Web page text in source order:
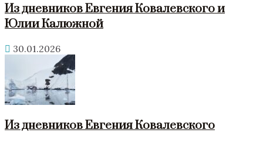
Из дневников Евгения Ковалевского и
Юлии Калюжной
30.01.2026
Из дневников Евгения Ковалевского